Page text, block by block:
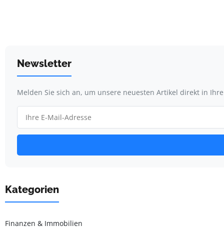
Newsletter
Melden Sie sich an, um unsere neuesten Artikel direkt in
Kategorien
Finanzen & Immobilien